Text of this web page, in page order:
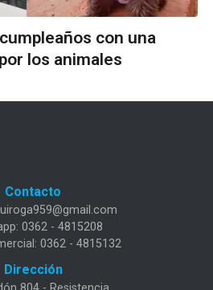
con una
los animales
Contacto
0362 - 4815208
0362 - 4815132
Dirección